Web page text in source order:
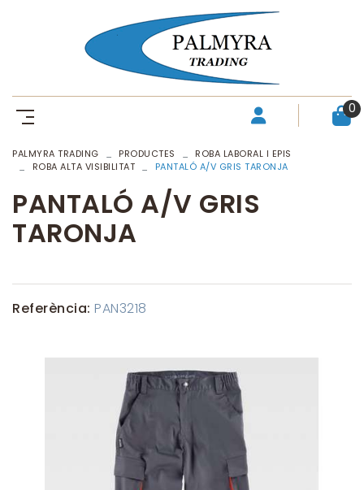
0
PALMYRA TRADING PRODUCTES
ROBA LABORAL I EPIS
ROBA ALTA VISIBILITAT
PANTALÓ A/V GRIS TARONJA
PANTALÓ A/V GRIS
TARONJA
Referència: PAN3218